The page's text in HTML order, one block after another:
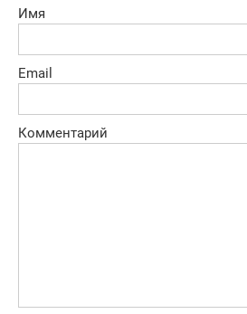
Имя
Email
Комментарий